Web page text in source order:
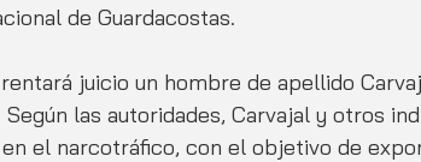
de Guardacostas.
juicio un hombre de apellido
las autoridades, Carvajal y otros
el narcotráfico, con el objetivo de